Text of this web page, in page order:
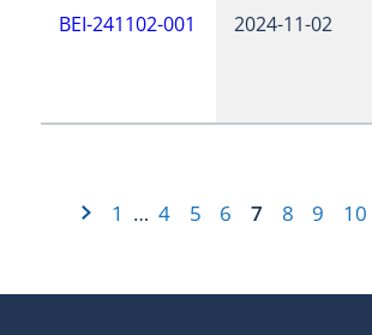
BEI-241102-001 2024-11-02
1 … 4 5 6 7 8 9 10